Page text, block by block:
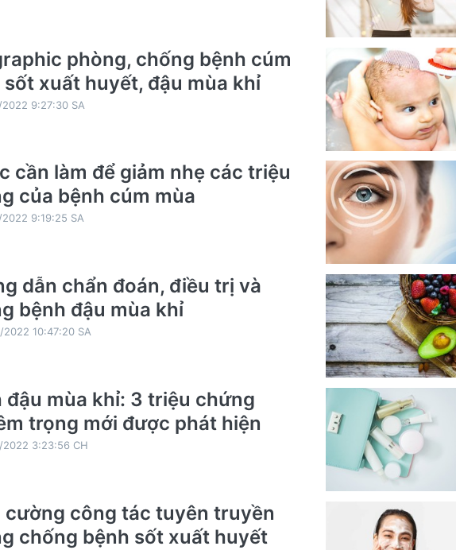
phòng, chống bệnh cúm
sốt xuất huyết, đậu mùa khỉ
9:27:30 SA
cần làm để giảm nhẹ các triệu
của bệnh cúm mùa
9:19:25 SA
dẫn chẩn đoán, điều trị và
bệnh đậu mùa khỉ
10:47:20 SA
đậu mùa khỉ: 3 triệu chứng
trọng mới được phát hiện
2022 3:23:56 CH
cường công tác tuyên truyền
chống bệnh sốt xuất huyết